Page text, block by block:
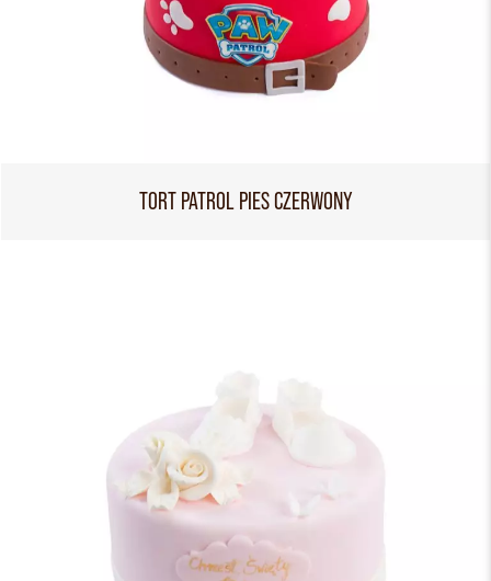
TORT PATROL PIES CZERWONY